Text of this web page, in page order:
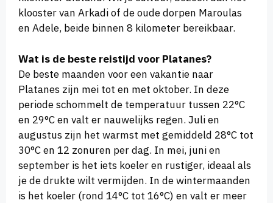
klooster van Arkadi of de oude dorpen Maroulas
en Adele, beide binnen 8 kilometer bereikbaar.
Wat is de beste reistijd voor Platanes?
De beste maanden voor een vakantie naar
Platanes zijn mei tot en met oktober. In deze
periode schommelt de temperatuur tussen 22°C
en 29°C en valt er nauwelijks regen. Juli en
augustus zijn het warmst met gemiddeld 28°C tot
30°C en 12 zonuren per dag. In mei, juni en
september is het iets koeler en rustiger, ideaal als
je de drukte wilt vermijden. In de wintermaanden
is het koeler (rond 14°C tot 16°C) en valt er meer